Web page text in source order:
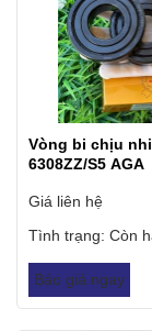
Vòng bi chịu
6308ZZ/S5 AGA
Giá liên hệ
Tình trạng: Còn
Báo giá ngay